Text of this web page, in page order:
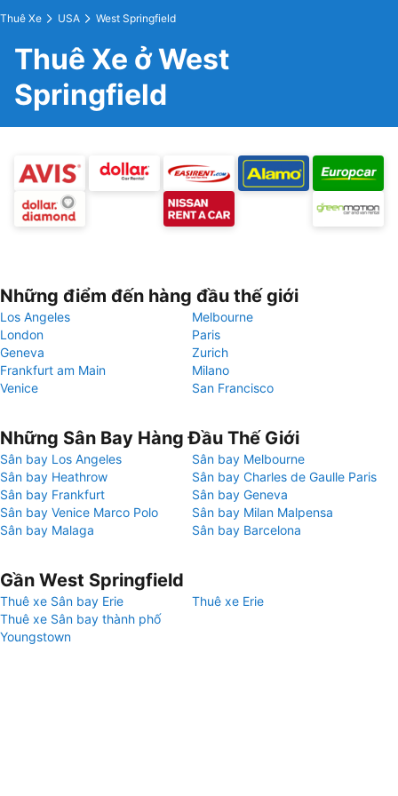
Thuê Xe USA West Springfield
Thuê Xe ở West
Springfield
Những điểm đến hàng đầu thế giới
Los Angeles
Melbourne
London
Paris
Geneva
Zurich
Frankfurt am Main
Milano
Venice
San Francisco
Những Sân Bay Hàng Đầu Thế Giới
Sân bay Los Angeles
Sân bay Melbourne
Sân bay Heathrow
Sân bay Charles de Gaulle Paris
Sân bay Frankfurt
Sân bay Geneva
Sân bay Venice Marco Polo
Sân bay Milan Malpensa
Sân bay Malaga
Sân bay Barcelona
Gần West Springfield
Thuê xe Sân bay Erie
Thuê xe Erie
Thuê xe Sân bay thành phố
Youngstown